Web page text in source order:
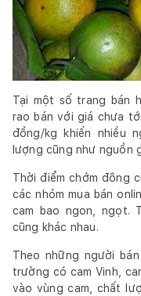
Tại một số trang bán
rao bán với giá chưa
đồng/kg khiến nhiều
lượng cũng như nguồn
Thời điểm chớm đông
các nhóm mua bán
cam bao ngon, ngọt.
cũng khác nhau.
Theo những người
trường có cam Vinh,
vào vùng cam, chất